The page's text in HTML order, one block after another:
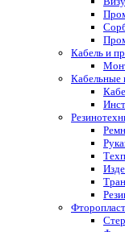
Кабель и
Кабельные
Фторопласт